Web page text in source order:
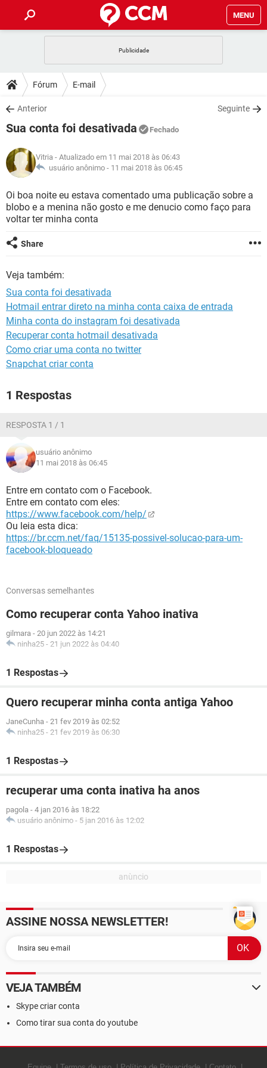
MENU
CELULAR
OUTLOOK
INSTAGRAM GMAIL
GUIA DE COMPRAS
DICAS
JOGOS
INSTAGRAM GMAIL
GUIA DE COMPRAS
DOWNLOADS
JOGOS WHATSAPP
CELULAR
OUTLOOK EXCEL
INSTAGRAM GMAIL
GUIA DE COMPRAS
JOGOS WHATSAPP
CELULAR
OUTLOOK EXCEL
INSTAGRAM
GUIA DE COMPRAS
GLOSSÁRIO
JOGOS WHATSAPP
CELULAR FACEBOOK
INSTAGRAM
GUIA DE COMPRAS
Fórum E-mail
Anterior Seguinte
Sua conta foi desativada Fechado
Vitria - Atualizado em 11 mai 2018 às 06:43
usuário anônimo - 11 mai 2018 às 06:45
Oi boa noite eu estava comentado uma publicação sobre a
blobo e a menina não gosto e me denucio como faço para
voltar ter minha conta
Share
Veja também:
Sua conta foi desativada
Hotmail entrar direto na minha conta caixa de entrada
Minha conta do instagram foi desativada
Recuperar conta hotmail desativada
Como criar uma conta no twitter
Snapchat criar conta
1 Respostas
RESPOSTA 1 / 1
usuário anônimo
11 mai 2018 às 06:45
Entre em contato com o Facebook.
Entre em contato com eles:
https://www.facebook.com/help/
Ou leia esta dica:
https://br.ccm.net/faq/15135-possivel-solucao-para-um-
facebook-bloqueado
Conversas semelhantes
Como recuperar conta Yahoo inativa
gilmara - 20 jun 2022 às 14:21
ninha25 - 21 jun 2022 às 04:40
1 Respostas
Quero recuperar minha conta antiga Yahoo
JaneCunha - 21 fev 2019 às 02:52
ninha25 - 21 fev 2019 às 06:30
1 Respostas
recuperar uma conta inativa ha anos
pagola - 4 jan 2016 às 18:22
usuário anônimo - 5 jan 2016 às 12:02
1 Respostas
ASSINE NOSSA NEWSLETTER!
VEJA TAMBÉM
Skype criar conta
Como tirar sua conta do youtube